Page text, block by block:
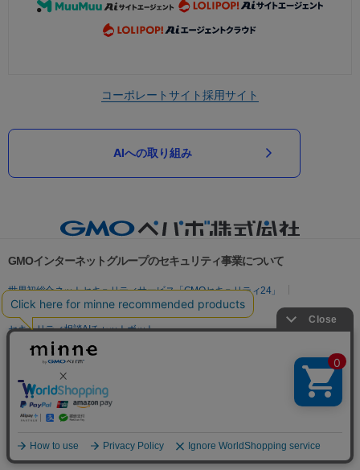
コーポレートサイト採用サイト
AIへの取り組み
GMOインターネットグループのセキュリティ事業について
世界初総合ネットセキュリティサービス「GMOセキュリティ24」
パスワード漏洩診断
Webサイトリスク診断
セキュリティ相談AIチャットボット
実在証明・盗聴対策
サイバー攻撃対策（GMO Flatt Security）
セキュリティ事業の軌跡